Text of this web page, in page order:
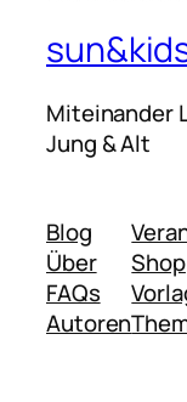
Miteinander
Jung & Alt
Blog
Über
FAQs
Autoren
Shop